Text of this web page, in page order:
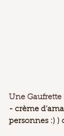
Une Gaufrette
- crème
personnes :) )